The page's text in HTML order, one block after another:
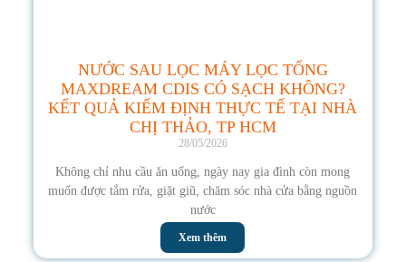
NƯỚC SAU LỌC MÁY LỌC TỔNG
MAXDREAM CDIS CÓ SẠCH KHÔNG?
KẾT QUẢ KIỂM ĐỊNH THỰC TẾ TẠI NHÀ
CHỊ THẢO, TP HCM
28/05/2026
Không chỉ nhu cầu ăn uống, ngày nay gia đình còn mong
muốn được tắm rửa, giặt giũ, chăm sóc nhà cửa bằng nguồn
nước
Xem thêm